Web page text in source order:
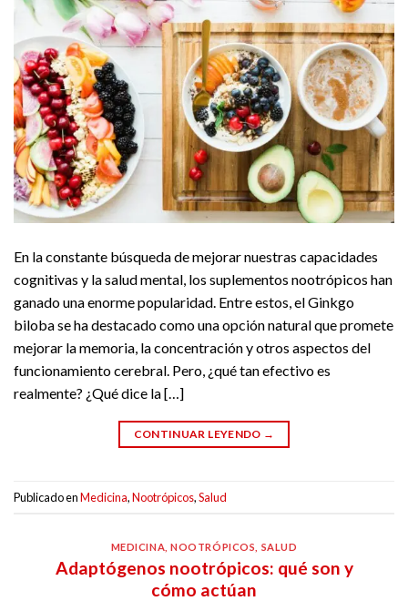
En la constante búsqueda de mejorar nuestras capacidades
cognitivas y la salud mental, los suplementos nootrópicos han
ganado una enorme popularidad. Entre estos, el Ginkgo
biloba se ha destacado como una opción natural que promete
mejorar la memoria, la concentración y otros aspectos del
funcionamiento cerebral. Pero, ¿qué tan efectivo es
realmente? ¿Qué dice la […]
CONTINUAR LEYENDO →
Publicado enMedicina,Nootrópicos,Salud
MEDICINA ,NOOTRÓPICOS SALUD
Adaptógenos nootrópicos: qué son y
cómo actúan